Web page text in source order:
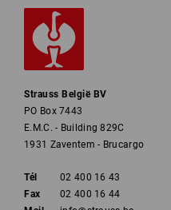
Strauss België BV
PO Box 7443
E.M.C. - Building 829C
1931 Zaventem - Brucargo
Tél
02 400 16 43
Fax
02 400 16 44